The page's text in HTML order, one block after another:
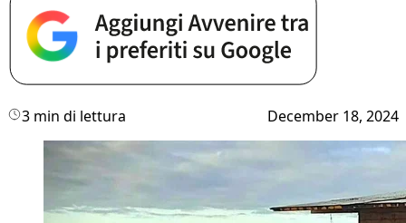
3 min di lettura December 18, 2024